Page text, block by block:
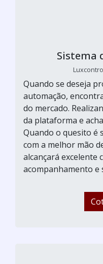
Sistema
Quando se deseja
automação,
do mercado.
da plataforma e
Quando o quesito é
com a melhor mão
alcançará excelente
acompanhamento e